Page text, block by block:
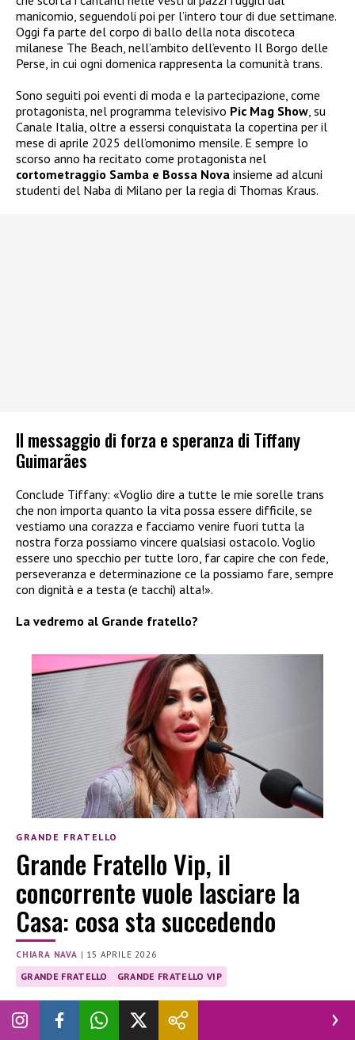
manicomio, seguendoli poi per l’intero tour di due settimane.
Oggi fa parte del corpo di ballo della nota discoteca
milanese The Beach, nell’ambito dell’evento Il Borgo delle
Perse, in cui ogni domenica rappresenta la comunità trans.
Sono seguiti poi eventi di moda e la partecipazione, come
protagonista, nel programma televisivo Pic Mag Show , su
Canale Italia, oltre a essersi conquistata la copertina per il
mese di aprile 2025 dell’omonimo mensile. E sempre lo
scorso anno ha recitato come protagonista nel
cortometraggio Samba e Bossa Nova insieme ad alcuni
studenti del Naba di Milano per la regia di Thomas Kraus.
Il messaggio di forza e speranza di Tiffany
Guimarães
Conclude Tiffany: «Voglio dire a tutte le mie sorelle trans
che non importa quanto la vita possa essere difficile, se
vestiamo una corazza e facciamo venire fuori tutta la
nostra forza possiamo vincere qualsiasi ostacolo. Voglio
essere uno specchio per tutte loro, far capire che con fede,
perseveranza e determinazione ce la possiamo fare, sempre
con dignità e a testa (e tacchi) alta!».
La vedremo al Grande fratello?
GRANDE FRATELLO
Grande Fratello Vip, il
concorrente vuole lasciare la
Casa: cosa sta succedendo
CHIARA NAVA | 15 APRILE 2026
GRANDE FRATELLO GRANDE FRATELLO VIP
Nicolò Brigante ha espresso la volontà di lasciare il Grande
Fratello Vip. Cosa sta succedendo?